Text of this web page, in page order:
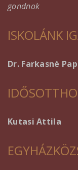
gondnok
ISKOLÁNK
Dr. Farkasné
Kutasi Attila